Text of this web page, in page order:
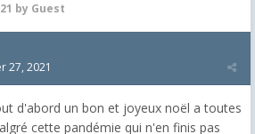
by Guest
27, 2021
d'abord un bon et joyeux noël a toutes
cette pandémie qui n'en finis pas